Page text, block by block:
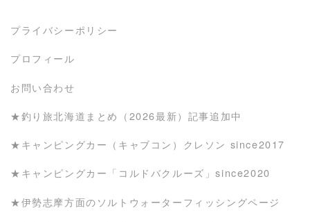
プライバシーポリシー
プロフィール
お問い合わせ
★釣り旅北海道まとめ（2026最新）記事追加中
★キャンピングカー（キャブコン）クレソン since2017
★キャンピングカー「コルドバクルーズ」since2020
★伊勢志摩方面のソルトウォーターフィッシングページ